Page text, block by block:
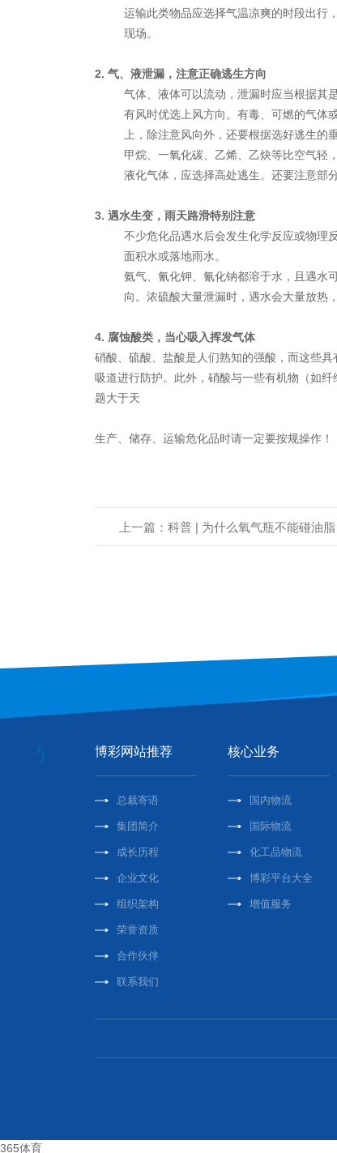
运输此类物品应选择气温凉爽的时段出行
现场。
2. 气、液泄漏，注意正确逃生方向
气体、液体可以流动，泄漏时应当根据其
有风时优选上风方向。有毒、可燃的气体
上，除注意风向外，还要根据选好逃生的
甲烷、一氧化碳、乙烯、乙炔等比空气轻
液化气体，应选择高处逃生。还要注意部
3. 遇水生变，雨天路滑特别注意
不少危化品遇水后会发生化学反应或物理
面积水或落地雨水。
氨气、氰化钾、氰化钠都溶于水，且遇水
向。浓硫酸大量泄漏时，遇水会大量放热
4. 腐蚀酸类，当心吸入挥发气体
硝酸、硫酸、盐酸是人们熟知的强酸，而这些
吸道进行防护。此外，硝酸与一些有机物（如
题大于天
生产、储存、运输危化品时请一定要按规操作！
上一篇：科普 | 为什么氧气瓶不能碰油脂
博彩网站推荐
总裁寄语
集团简介
成长历程
企业文化
组织架构
荣誉资质
合作伙伴
联系我们
核心业务
国内物流
国际物流
化工品物流
博彩平台大全
增值服务
365体育